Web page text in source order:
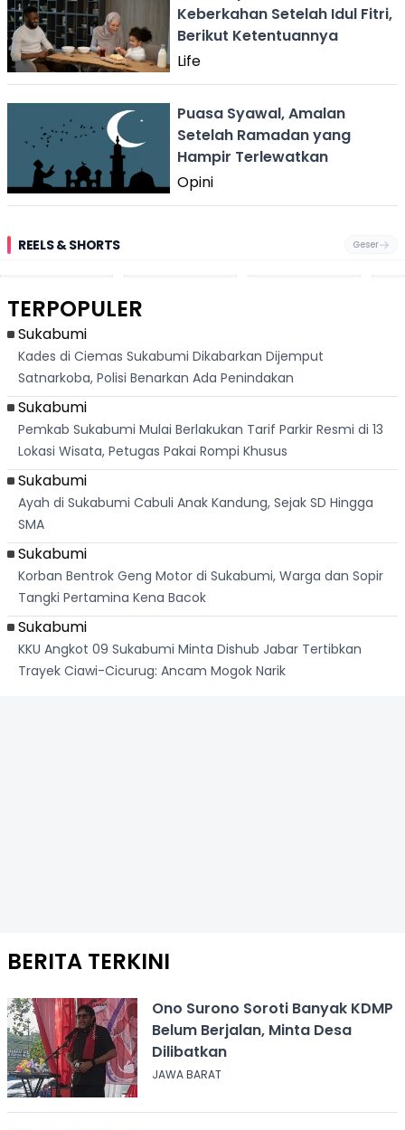
Keberkahan Setelah Idul Fitri,
Berikut Ketentuannya
Life
Puasa Syawal, Amalan
Setelah Ramadan yang
Hampir Terlewatkan
Opini
REELS & SHORTS Geser
Festival Ekstrem
San Fermín,
Banteng
"Bang Messi"
TERPOPULER
Sukabumi
Kades di Ciemas Sukabumi Dikabarkan Dijemput
Satnarkoba, Polisi Benarkan Ada Penindakan
Sukabumi
Pemkab Sukabumi Mulai Berlakukan Tarif Parkir Resmi di 13
Lokasi Wisata, Petugas Pakai Rompi Khusus
Sukabumi
Ayah di Sukabumi Cabuli Anak Kandung, Sejak SD Hingga
SMA
Sukabumi
Korban Bentrok Geng Motor di Sukabumi, Warga dan Sopir
Tangki Pertamina Kena Bacok
Sukabumi
KKU Angkot 09 Sukabumi Minta Dishub Jabar Tertibkan
Trayek Ciawi-Cicurug: Ancam Mogok Narik
BERITA TERKINI
Ono Surono Soroti Banyak KDMP
Belum Berjalan, Minta Desa
Dilibatkan
JAWA BARAT